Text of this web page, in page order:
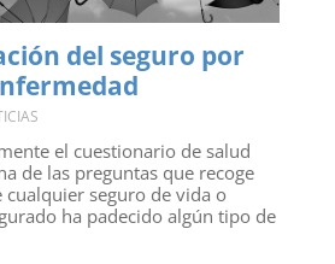
del seguro por
el cuestionario de salud
de las preguntas que recoge
seguro de vida o
ha padecido algún tipo de